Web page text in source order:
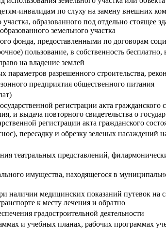
инвалидам по слуху на замену внешних
образованного под отдельно
земельного участка
предоставленными по договорам
пользование, в собственность
на владение землей
разрешенного строительства,
предприятия общественного питания
регистрации акта
и выдача повторного свидетельства о
регистрации акта гражданского
пересадку и обрезку зеленых насаждений
театральных представлений,
имущества, находящегося в
наличии медицинских показаний путевок на
к месту лечения и обратно
градостроительной деятельности
и учебных планах, рабочих программах